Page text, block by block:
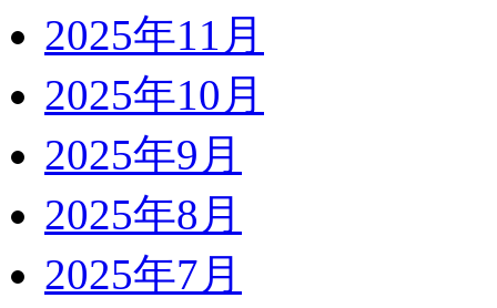
2025年11月
2025年10月
2025年9月
2025年8月
2025年7月